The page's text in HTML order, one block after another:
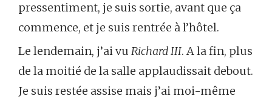
pressentiment, je suis sortie, avant que ça
commence, et je suis rentrée à l’hôtel.
Le lendemain, j’ai vu Richard III. A la fin, plus
de la moitié de la salle applaudissait debout.
Je suis restée assise mais j’ai moi-même